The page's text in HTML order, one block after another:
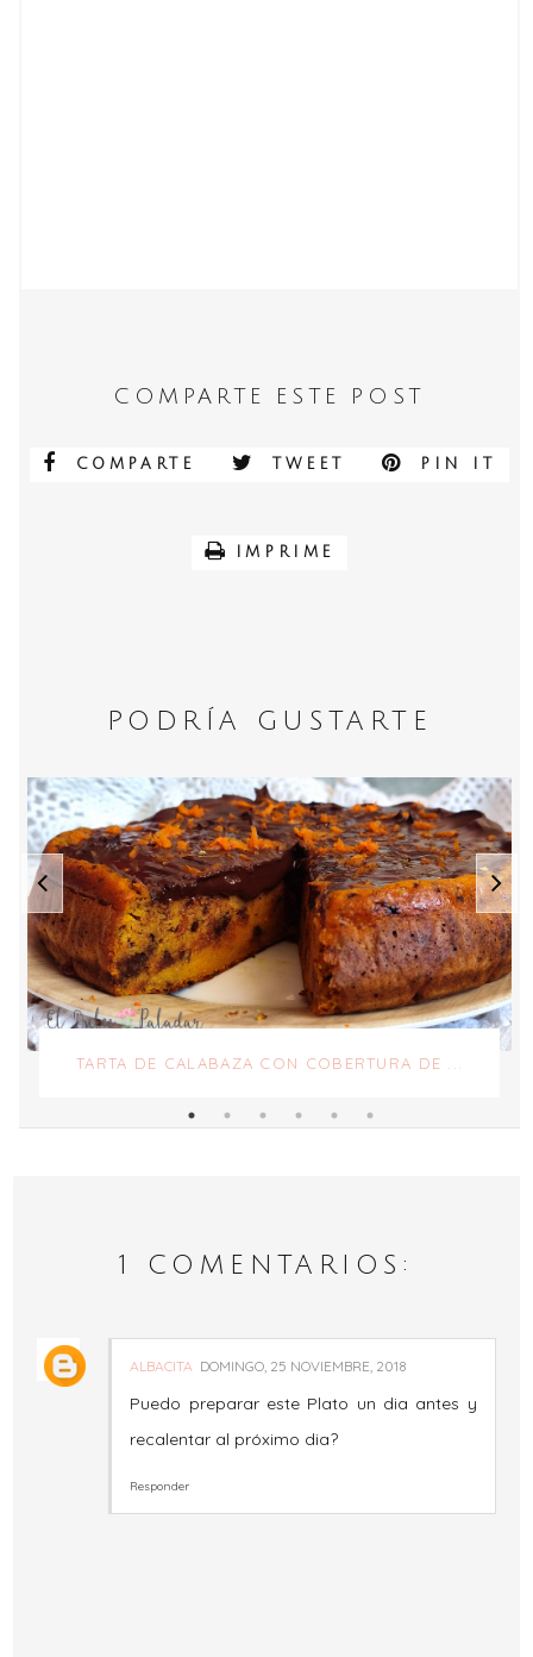
COMPARTE ESTE POST
COMPARTE TWEET PIN IT
IMPRIME
PODRÍA GUSTARTE
TARTA DE CALABAZA CON COBERTURA DE ...
1 COMENTARIOS:
ALBACITA DOMINGO, 25 NOVIEMBRE, 2018
Puedo preparar este Plato un dia antes y
recalentar al próximo dia?
Responder